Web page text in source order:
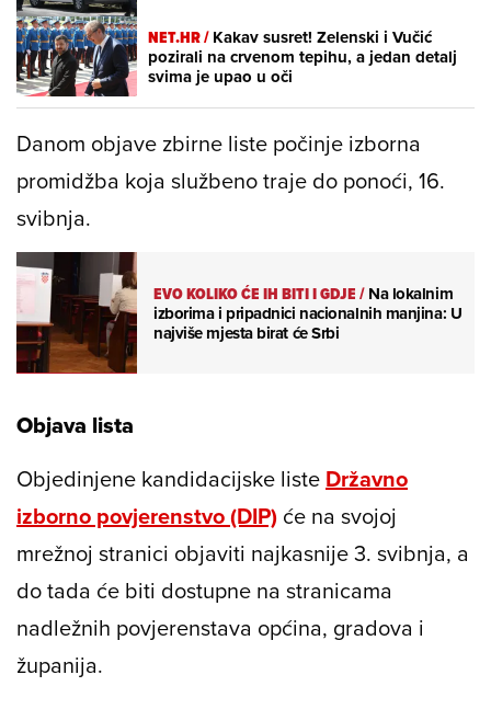
NET.HR /Kakav susret! Zelenski i Vučić
pozirali na crvenom tepihu, a jedan detalj
svima je upao u oči
Danom objave zbirne liste počinje izborna
promidžba koja službeno traje do ponoći, 16.
svibnja.
EVO KOLIKO ĆE IH BITI I GDJE/Na lokalnim
izborima i pripadnici nacionalnih manjina: U
najviše mjesta birat će Srbi
Objava lista
Objedinjene kandidacijske liste Državno
izborno povjerenstvo (DIP) će na svojoj
mrežnoj stranici objaviti najkasnije 3. svibnja, a
do tada će biti dostupne na stranicama
nadležnih povjerenstava općina, gradova i
županija.